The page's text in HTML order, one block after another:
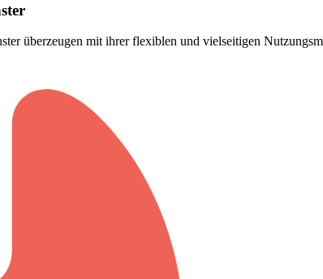
überzeugen mit ihrer flexiblen und vielseitigen